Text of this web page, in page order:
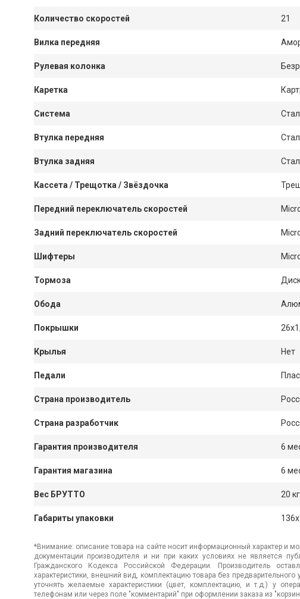
Количество скоростей 21
Вилка передняя
Рулевая колонка
Каретка
Система
Втулка передняя
Втулка задняя
Кассета / Трещотка / Звёздочка
Передний переключатель скоростей
Задний переключатель скоростей
Шифтеры
Тормоза
Обода
Покрышки
Крылья Нет
Педали
Страна производитель
Страна разработчик
Гарантия производителя 6
Гарантия магазина 6
Вес БРУТТО 20 кг
Габариты упаковки
*Внимание: описание товара на сайте носит информационный характер и
документации производителя и ни при каких условиях не является
Гражданского Кодекса Российской Федерации. Производитель
характеристики, внешний вид, комплектацию товара без
уточнять желаемые характеристики (цвет, комплектацию, и т.д.) у
телефонам или через поле "комментарий" при оформлении заказа из